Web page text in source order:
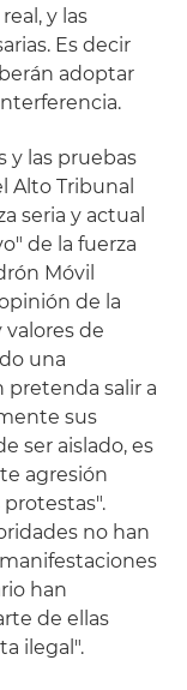
y las
Es decir
adoptar
y las pruebas
Alto Tribunal
seria y actual
de la fuerza
Móvil
de la
de
una
pretenda salir a
sus
ser aislado, es
agresión
no han
han
de ellas
ilegal".